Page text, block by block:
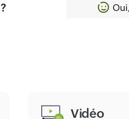
Vidéo